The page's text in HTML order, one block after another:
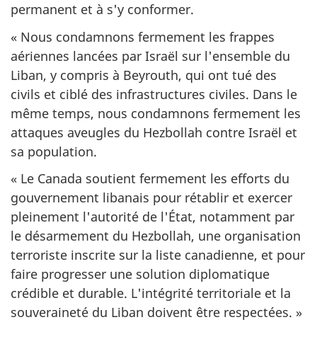
permanent et à s'y conformer.
« Nous condamnons fermement les frappes
aériennes lancées par Israël sur l'ensemble du
Liban, y compris à Beyrouth, qui ont tué des
civils et ciblé des infrastructures civiles. Dans le
même temps, nous condamnons fermement les
attaques aveugles du Hezbollah contre Israël et
sa population.
« Le Canada soutient fermement les efforts du
gouvernement libanais pour rétablir et exercer
pleinement l'autorité de l'État, notamment par
le désarmement du Hezbollah, une organisation
terroriste inscrite sur la liste canadienne, et pour
faire progresser une solution diplomatique
crédible et durable. L'intégrité territoriale et la
souveraineté du Liban doivent être respectées. »